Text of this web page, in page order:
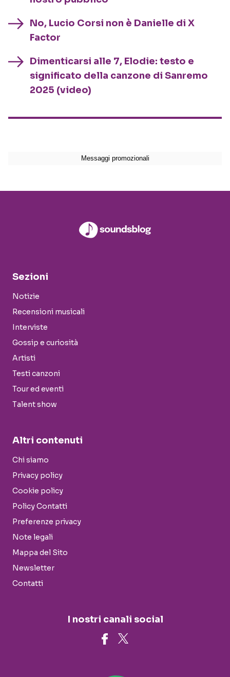
No, Lucio Corsi non è Danielle di X
Factor
Dimenticarsi alle 7, Elodie: testo e
significato della canzone di Sanremo
2025 (video)
Sezioni
Notizie
Recensioni musicali
Interviste
Gossip e curiosità
Artisti
Testi canzoni
Tour ed eventi
Talent show
Altri contenuti
Chi siamo
Privacy policy
Cookie policy
Policy Contatti
Preferenze privacy
Note legali
Mappa del Sito
Newsletter
Contatti
I nostri canali social